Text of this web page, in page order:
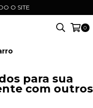
O SITE
0
para sua
com outros